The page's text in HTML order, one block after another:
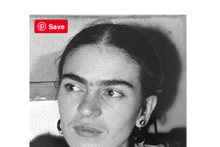
Save